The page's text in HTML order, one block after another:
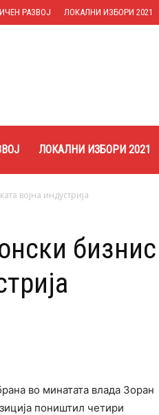
РАЗВОЈ ЛОКАЛНИ ИЗБОРИ 2021
ЛОКАЛНИ ИЗБОРИ 2021
војна индустрија
бизнис
во минатата влада Зоран
поништил четири